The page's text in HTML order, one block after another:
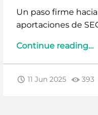
Un paso firme
aportaciones de
Continue reading…
11 Jun 2025 393